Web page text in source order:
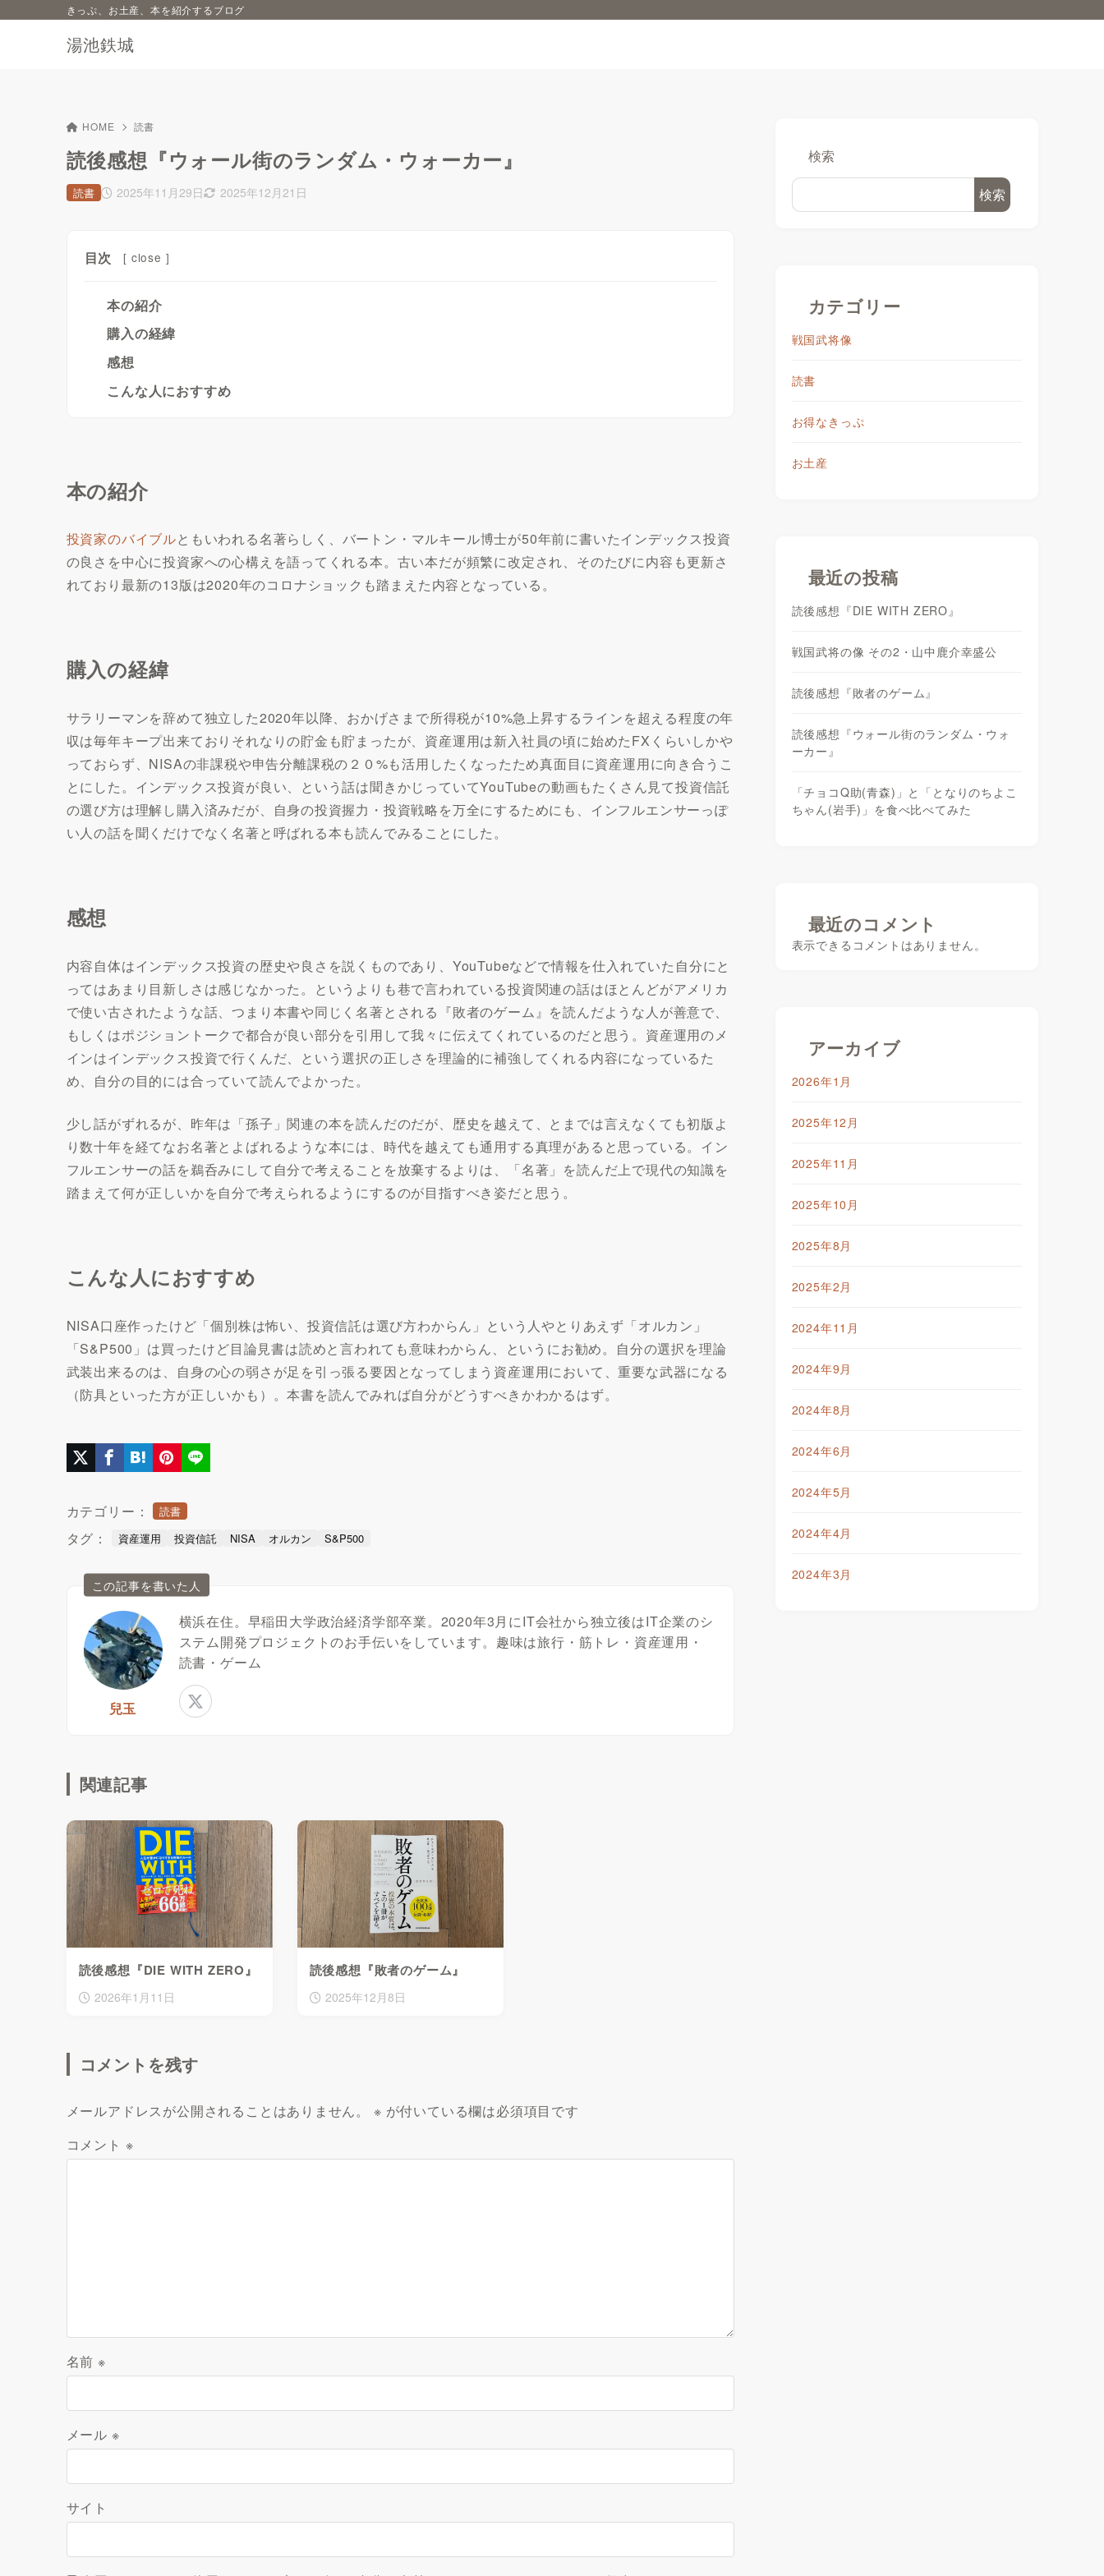
湯池鉄城
きっぷ、お土産、本を紹介するブログ
HOME 読書
読後感想『ウォール街のランダム・ウォーカー』
2025年11月29日 2025年12月21日
読書
目次 [ close ]
本の紹介
購入の経緯
感想
こんな人におすすめ
本の紹介
投資家のバイブルともいわれる名著らしく、バートン・マルキール博士が50年前に書いたインデックス投資
の良さを中心に投資家への心構えを語ってくれる本。古い本だが頻繁に改定され、そのたびに内容も更新さ
れており最新の13版は2020年のコロナショックも踏まえた内容となっている。
購入の経緯
サラリーマンを辞めて独立した2020年以降、おかげさまで所得税が10%急上昇するラインを超える程度の年
収は毎年キープ出来ておりそれなりの貯金も貯まったが、資産運用は新入社員の頃に始めたFXくらいしかや
っておらず、NISAの非課税や申告分離課税の２０%も活用したくなったため真面目に資産運用に向き合うこ
とにした。インデックス投資が良い、という話は聞きかじっていてYouTubeの動画もたくさん見て投資信託
の選び方は理解し購入済みだが、自身の投資握力・投資戦略を万全にするためにも、インフルエンサーっぽ
い人の話を聞くだけでなく名著と呼ばれる本も読んでみることにした。
感想
内容自体はインデックス投資の歴史や良さを説くものであり、YouTubeなどで情報を仕入れていた自分にと
ってはあまり目新しさは感じなかった。というよりも巷で言われている投資関連の話はほとんどがアメリカ
で使い古されたような話、つまり本書や同じく名著とされる『敗者のゲーム』を読んだような人が善意で、
もしくはポジショントークで都合が良い部分を引用して我々に伝えてくれているのだと思う。資産運用のメ
インはインデックス投資で行くんだ、という選択の正しさを理論的に補強してくれる内容になっているた
め、自分の目的には合っていて読んでよかった。
少し話がずれるが、昨年は「孫子」関連の本を読んだのだが、歴史を越えて、とまでは言えなくても初版よ
り数十年を経てなお名著とよばれるような本には、時代を越えても通用する真理があると思っている。イン
フルエンサーの話を鵜呑みにして自分で考えることを放棄するよりは、「名著」を読んだ上で現代の知識を
踏まえて何が正しいかを自分で考えられるようにするのが目指すべき姿だと思う。
こんな人におすすめ
NISA口座作ったけど「個別株は怖い、投資信託は選び方わからん」という人やとりあえず「オルカン」
「S&P500」は買ったけど目論見書は読めと言われても意味わからん、というにお勧め。自分の選択を理論
武装出来るのは、自身の心の弱さが足を引っ張る要因となってしまう資産運用において、重要な武器になる
（防具といった方が正しいかも）。本書を読んでみれば自分がどうすべきかわかるはず。
カテゴリー： 読書
タグ： 資産運用 投資信託 NISA オルカン S&P500
この記事を書いた人
兒玉
横浜在住。早稲田大学政治経済学部卒業。2020年3月にIT会社から独立後はIT企業のシ
ステム開発プロジェクトのお手伝いをしています。趣味は旅行・筋トレ・資産運用・
読書・ゲーム
関連記事
読後感想『DIE WITH ZERO』
2026年1月11日
読後感想『敗者のゲーム』
2025年12月8日
コメントを残す
メールアドレスが公開されることはありません。 ※ が付いている欄は必須項目です
コメント ※
名前 ※
メール ※
サイト
検索
検索
カテゴリー
戦国武将像
読書
お得なきっぷ
お土産
最近の投稿
読後感想『DIE WITH ZERO』
戦国武将の像 その2・山中鹿介幸盛公
読後感想『敗者のゲーム』
読後感想『ウォール街のランダム・ウォ
ーカー』
「チョコQ助(青森)」と「となりのちよこ
ちゃん(岩手)」を食べ比べてみた
最近のコメント
表示できるコメントはありません。
アーカイブ
2026年1月
2025年12月
2025年11月
2025年10月
2025年8月
2025年2月
2024年11月
2024年9月
2024年8月
2024年6月
2024年5月
2024年4月
2024年3月